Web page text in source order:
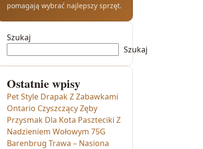
pomagają wybrać najlepszy sprzęt.
Szukaj
Szukaj
Ostatnie wpisy
Pet Style Drapak Z Zabawkami
Ontario Czyszczący Zęby
Przysmak Dla Kota Paszteciki Z
Nadzieniem Wołowym 75G
Barenbrug Trawa – Nasiona